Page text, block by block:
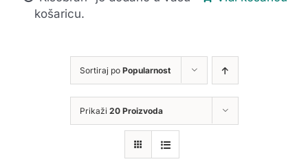
košaricu.
Sortiraj po Popularnost
Prikaži 20 Proizvoda